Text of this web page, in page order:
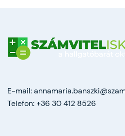
E-mail:
Telefon: +36 30 412 8526